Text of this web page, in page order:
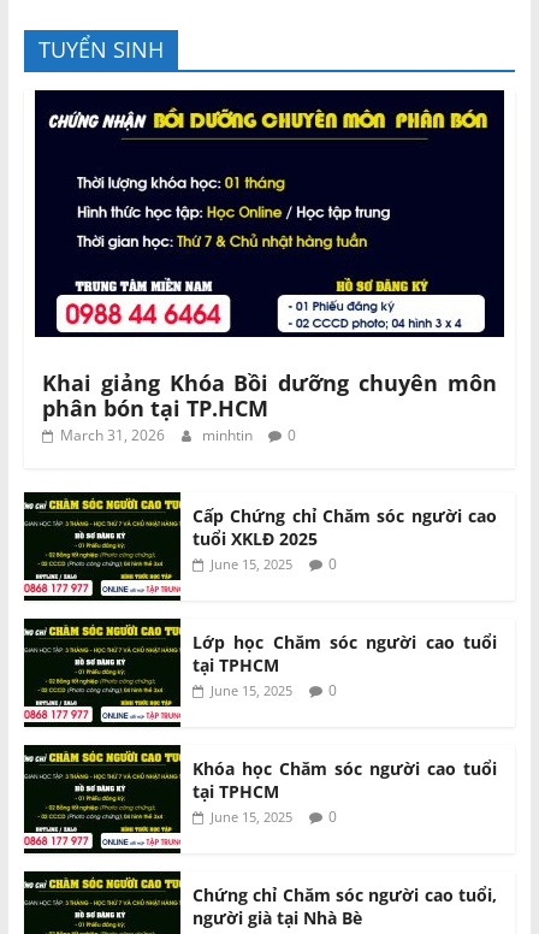
TUYỂN SINH
Khai giảng Khóa Bồi dưỡng chuyên môn
phân bón tại TP.HCM
March 31, 2026 minhtin 0
Cấp Chứng chỉ Chăm sóc người cao
tuổi XKLĐ 2025
June 15, 2025 0
Lớp học Chăm sóc người cao tuổi
tại TPHCM
June 15, 2025 0
Khóa học Chăm sóc người cao tuổi
tại TPHCM
June 15, 2025 0
Chứng chỉ Chăm sóc người cao tuổi,
người già tại Nhà Bè